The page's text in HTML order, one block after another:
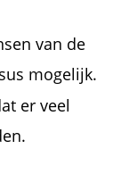
van de
mogelijk.
er veel